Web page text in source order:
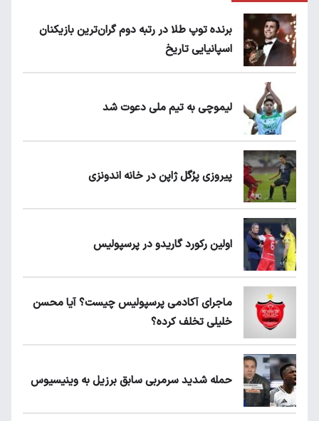
برنده توپ طلا در رتبه دوم گران‌ترین بازیکنان
اسپانیایی تاریخ
لیموچی به تیم ملی دعوت شد
پیروزی پرُگل ژاپن در خانه اندونزی
اولین رکورد گاریدو در پرسپولیس
ماجرای آکادمی پرسپولیس چیست؟ آیا محسن
خلیلی تخلف کرده؟
حمله شدید سرمربی سابق برزیل به وینیسیوس